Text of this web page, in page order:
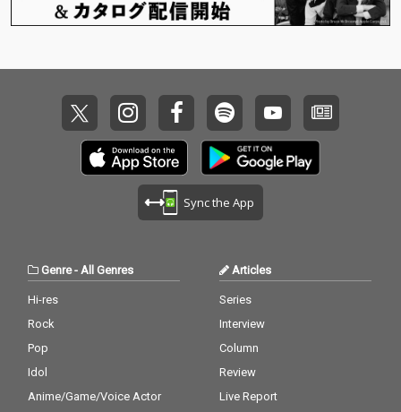
Sync the App
Genre- All Genres
Hi-res
Rock
Pop
Idol
Anime/Game/Voice Actor
Articles
Series
Interview
Column
Review
Live Report